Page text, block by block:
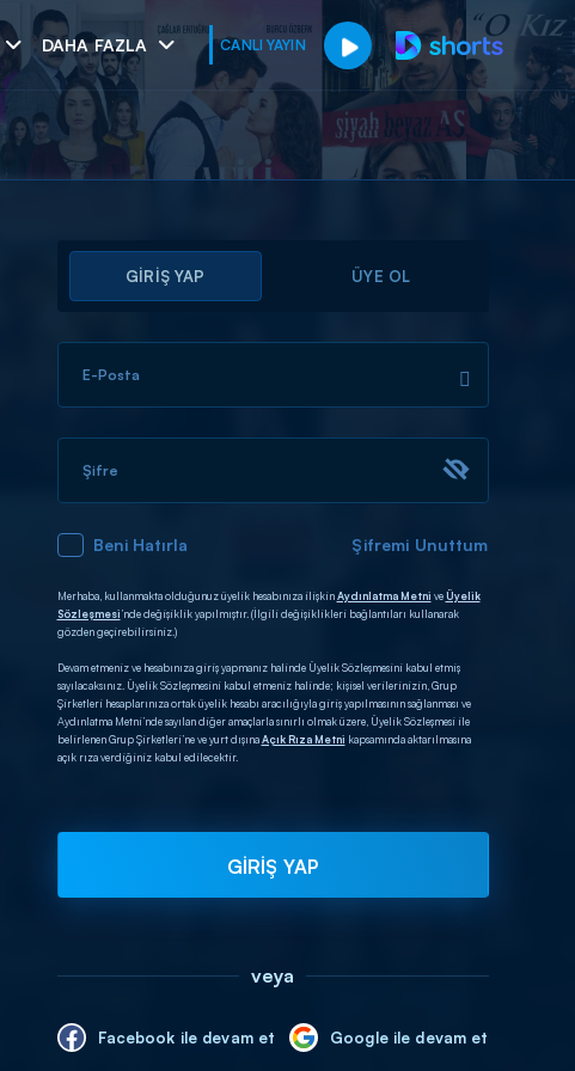
DAHA FAZLA CANLI YAYIN
GİRİŞ YAP ÜYE OL
E-Posta
Şifre
Beni Hatırla Şifremi Unuttum
Merhaba, kullanmakta olduğunuz üyelik hesabınıza ilişkinAydınlatma Metni veÜyelik
Sözleşmesi’nde değişiklik yapılmıştır. (İlgili değişiklikleri bağlantıları kullanarak
gözden geçirebilirsiniz.)
Devam etmeniz ve hesabınıza giriş yapmanız halinde Üyelik Sözleşmesini kabul etmiş
sayılacaksınız. Üyelik Sözleşmesini kabul etmeniz halinde; kişisel verilerinizin, Grup
Şirketleri hesaplarınıza ortak üyelik hesabı aracılığıyla giriş yapılmasının sağlanması ve
Aydınlatma Metni’nde sayılan diğer amaçlarla sınırlı olmak üzere, Üyelik Sözleşmesi ile
belirlenen Grup Şirketleri’ne ve yurt dışınaAçık Rıza Metni kapsamında aktarılmasına
açık rıza verdiğiniz kabul edilecektir.
GİRİŞ YAP
veya
Facebook ile devam et Google ile devam et